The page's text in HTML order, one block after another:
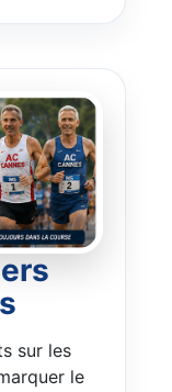
sur les
le